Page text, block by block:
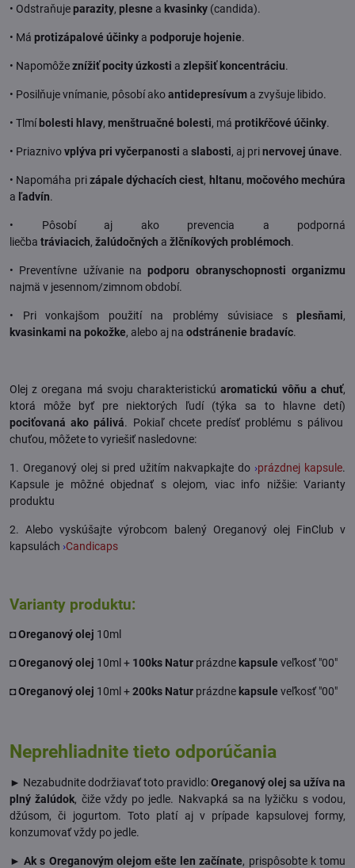
• Odstraňujeparazity, plesne a kvasinky (candida).
• Má protizápalové účinky a podporuje hojenie.
• Napomôžeznížiť pocity úzkosti a zlepšiť koncentráciu.
• Posilňuje vnímanie, pôsobí akoantidepresívum a zvyšuje libido.
• Tlmí bolesti hlavy, menštruačné bolesti, má protikŕčové účinky.
• Priaznivovplýva pri vyčerpanosti a slabosti, aj prinervovej únave.
• Napomáha prizápale dýchacích ciest, hltanu, močového mechúra
a ľadvín.
• Pôsobí aj ako prevencia a podporná
liečba tráviacich, žalúdočných a žlčníkových problémoch.
• Preventívne užívanie napodporu obranyschopnosti organizmu
najmä v jesennom/zimnom období.
• Pri vonkajšom použití na problémy súvisiace s plesňami,
kvasinkami na pokožke, alebo aj na odstránenie bradavíc.
Olej z oregana má svoju charakteristickú aromatickú vôňu a chuť,
ktorá môže byť pre niektorých ľudí (týka sa to hlavne detí)
pociťovaná ako pálivá. Pokiaľ chcete predísť problému s pálivou
chuťou, môžete to vyriešiť nasledovne:
1. Oreganový olej si pred užitím nakvapkajte do ›prázdnej kapsule.
Kapsule je môžné objednať s olejom, viac info nižšie: Varianty
produktu
2. Alebo vyskúšajte výrobcom balený Oreganový olej FinClub v
kapsulách ›Candicaps
Varianty produktu:
◘ Oreganový olej 10ml
◘ Oreganový olej 10ml + 100ks Natur prázdne kapsule veľkosť "00"
◘ Oreganový olej 10ml +200ks Natur prázdne kapsule veľkosť "00"
Neprehliadnite tieto odporúčania
► Nezabudnite dodržiavať toto pravidlo:Oreganový olej sa užíva na
plný žalúdok, čiže vždy po jedle. Nakvapká sa na lyžičku s vodou,
džúsom, či jogurtom. Toto platí aj v prípade kapsulovej formy,
konzumovať vždy po jedle.
►Ak s Oreganovým olejom ešte len začínate, prispôsobte k tomu